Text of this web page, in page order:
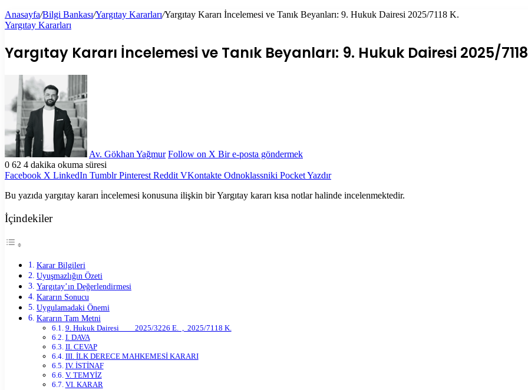
Anasayfa/Bilgi Bankası/Yargıtay Kararları/Yargıtay Kararı İncelemesi ve Tanık Beyanları: 9. Hukuk Dairesi 2025/7118 K.
Yargıtay Kararları
Yargıtay Kararı İncelemesi ve Tanık Beyanları: 9. Hukuk Dairesi 2025/
Av. Gökhan Yağmur Follow on X Bir e-posta göndermek
0 62 4 dakika okuma süresi
Facebook X LinkedIn Tumblr Pinterest Reddit VKontakte Odnoklassniki PocketYazdır
Bu yazıda yargıtay kararı i̇ncelemesi konusuna ilişkin bir Yargıtay kararı kısa notlar halinde incelenmektedir.
İçindekiler
Karar Bilgileri
Uyuşmazlığın Özeti
Yargıtay’ın Değerlendirmesi
Kararın Sonucu
Uygulamadaki Önemi
Kararın Tam Metni
9. Hukuk Dairesi 2025/3226 E. , 2025/7118 K.
I. DAVA
II. CEVAP
III. İLK DERECE MAHKEMESİ KARARI
IV. İSTİNAF
V. TEMYİZ
VI. KARAR